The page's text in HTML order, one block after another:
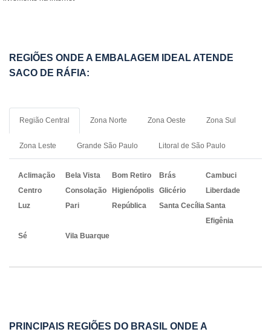
REGIÕES ONDE A EMBALAGEM IDEAL ATENDE
SACO DE RÁFIA:
Região Central Zona Norte Zona Oeste Zona Sul
Zona Leste Grande São Paulo Litoral de São Paulo
Aclimação Bela Vista Bom Retiro Brás
Cambuci
Centro
Consolação Higienópolis Glicério
Liberdade
Luz
Pari República Santa CecíliaSanta
Efigênia
Sé
Vila Buarque
PRINCIPAIS REGIÕES DO BRASIL ONDE A